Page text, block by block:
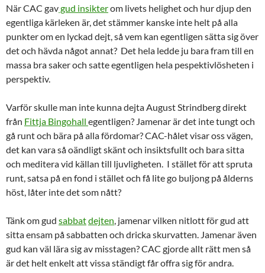
När CAC gavgud insikterom livets helighet och hur djup den
egentliga kärleken är, det stämmer kanske inte helt på alla
punkter om en lyckad dejt, så vem kan egentligen sätta sig över
det och hävda något annat? Det hela ledde ju bara fram till en
massa bra saker och satte egentligen hela pespektivlösheten i
perspektiv.
Varför skulle man inte kunna dejta August Strindberg direkt
från Fittja Bingohall egentligen? Jamenar är det inte tungt och
gå runt och bära på alla fördomar? CAC-hålet visar oss vägen,
det kan vara så oändligt skänt och insiktsfullt och bara sitta
och meditera vid källan till ljuvligheten. I stället för att spruta
runt, satsa på en fond i stället och få lite go buljong på ålderns
höst, låter inte det som nått?
Tänk om gud sabbatdejten, jamenar vilken nitlott för gud att
sitta ensam på sabbatten och dricka skurvatten. Jamenar även
gud kan väl lära sig av misstagen? CAC gjorde allt rätt men så
är det helt enkelt att vissa ständigt får offra sig för andra.